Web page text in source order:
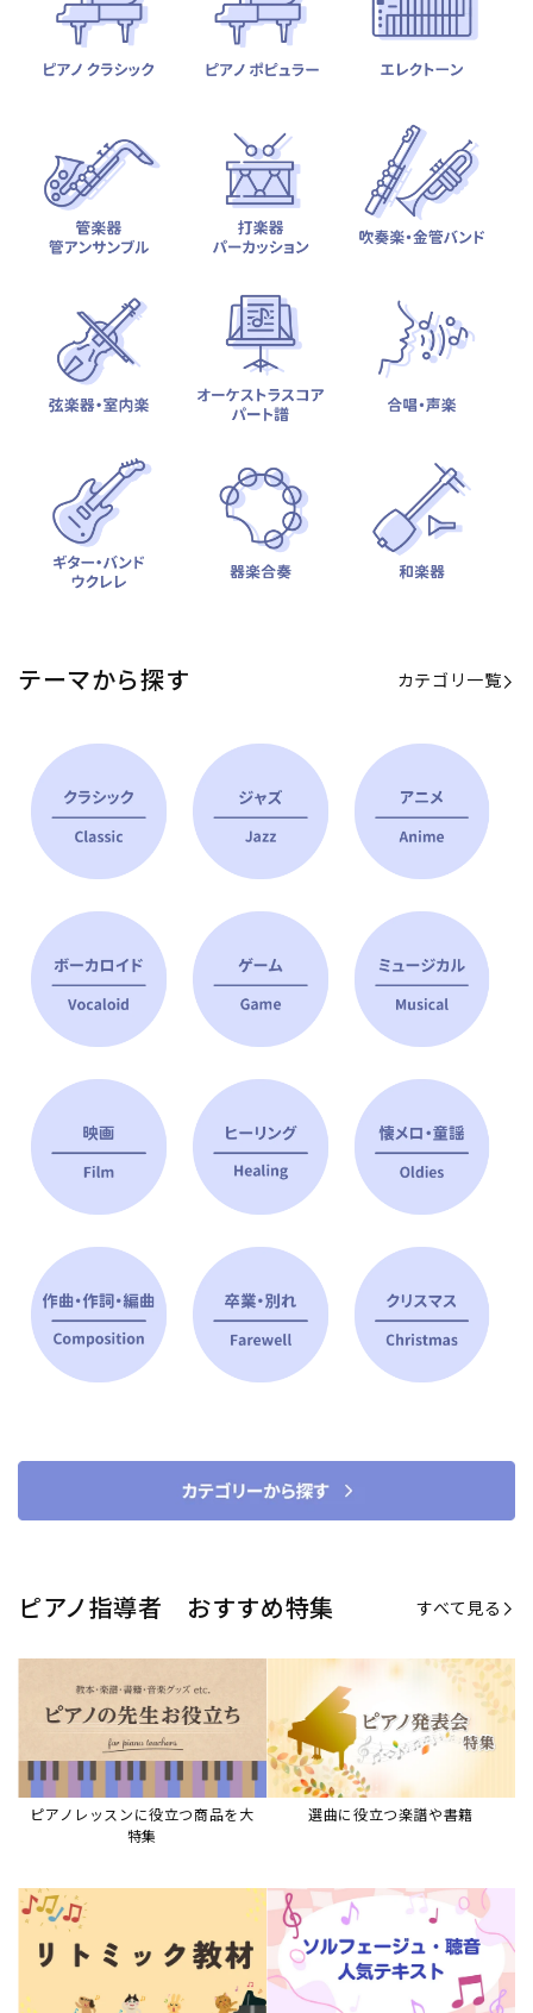
テーマから探す カテゴリ一覧
ピアノ指導者 おすすめ特集 すべて見る
ピアノレッスンに役立つ商品を大
特集
選曲に役立つ楽譜や書籍